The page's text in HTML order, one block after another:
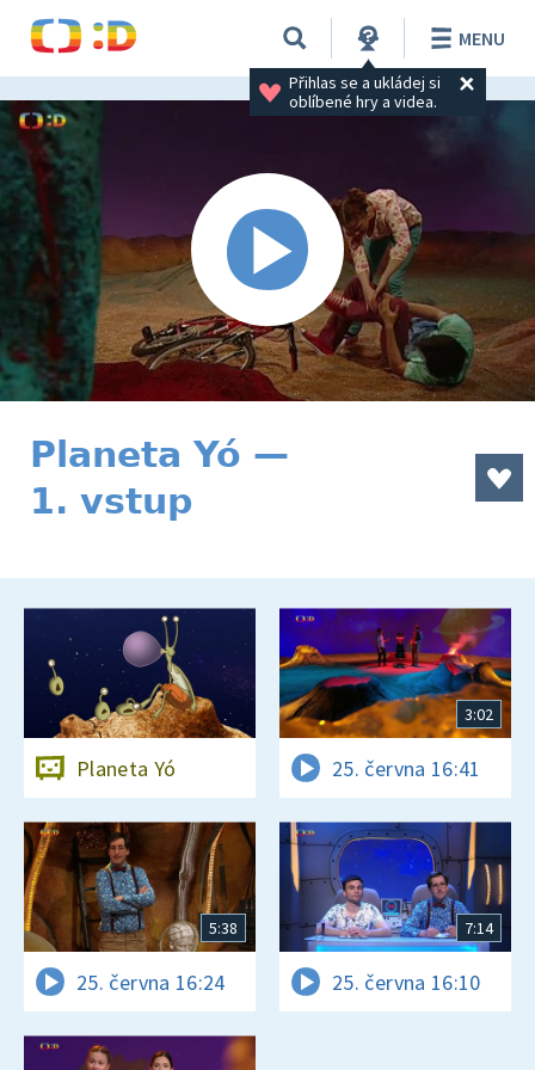
Přihlas se a ukládej si
oblíbené hry a videa.
MENU
Planeta Yó —
1. vstup
Planeta Yó
3:02
25. června 16:41
5:38
25. června 16:24
7:14
25. června 16:10